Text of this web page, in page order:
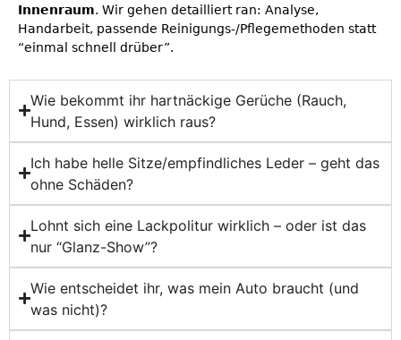
Innenraum. Wir gehen detailliert ran: Analyse,
Handarbeit, passende Reinigungs-/Pflegemethoden statt
“einmal schnell drüber”.
Wie bekommt ihr hartnäckige Gerüche (Rauch,
Hund, Essen) wirklich raus?
Ich habe helle Sitze/empfindliches Leder – geht das
ohne Schäden?
Lohnt sich eine Lackpolitur wirklich – oder ist das
nur “Glanz-Show”?
Wie entscheidet ihr, was mein Auto braucht (und
was nicht)?